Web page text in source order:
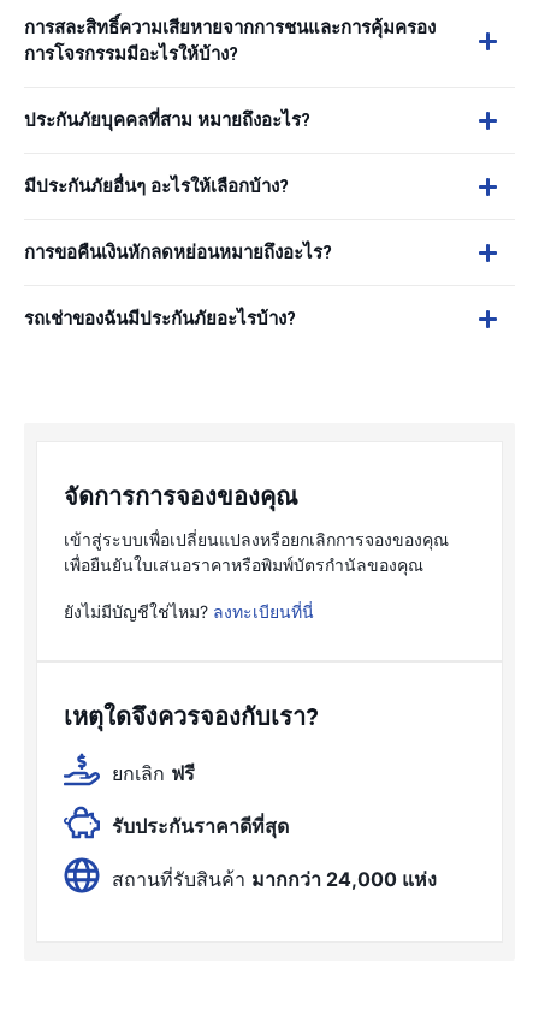
การสละสิทธิ์ความเสียหายจากการชนและการคุ้มครอง
การโจรกรรมมีอะไรให้บ้าง?
ประกันภัยบุคคลที่สาม หมายถึงอะไร?
มีประกันภัยอื่นๆ อะไรให้เลือกบ้าง?
การขอคืนเงินหักลดหย่อนหมายถึงอะไร?
รถเช่าของฉันมีประกันภัยอะไรบ้าง?
จัดการการจองของคุณ
เข้าสู่ระบบเพื่อเปลี่ยนแปลงหรือยกเลิกการจองของคุณ
เพื่อยืนยันใบเสนอราคาหรือพิมพ์บัตรกำนัลของคุณ
ยังไม่มีบัญชีใช่ไหม? ลงทะเบียนที่นี่
เหตุใดจึงควรจองกับเรา?
ยกเลิก ฟรี
รับประกันราคาดีที่สุด
สถานที่รับสินค้า มากกว่า 24,000 แห่ง